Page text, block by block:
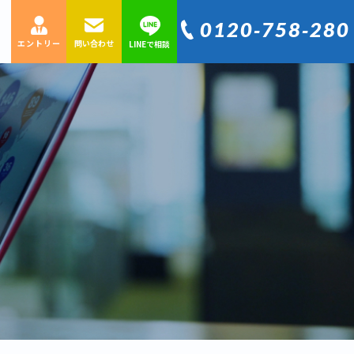
エントリー 問い合わせ LINEで相談
0120‐758‐280